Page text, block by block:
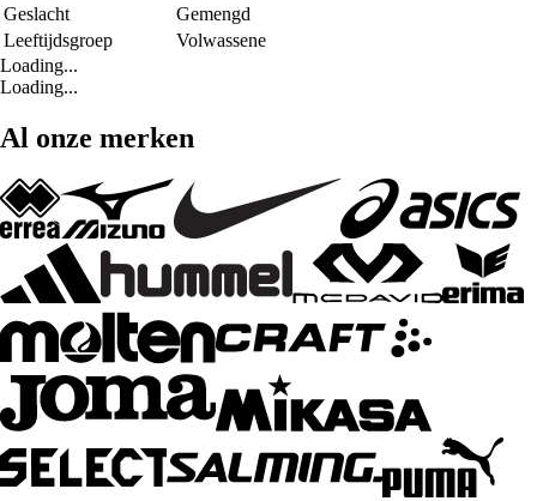
Geslacht
Gemengd
Leeftijdsgroep
Volwassene
Loading...
Loading...
Al onze merken